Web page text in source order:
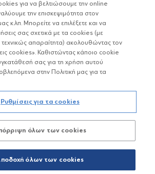
ΑΕΔΑΚ
ESG
και συνεργάτες
ΕΧΟΥΝ ΕΓΓΥΗΜΕΝΗ ΑΠΟΔΟΣΗ ΚΑΙ ΟΙ
ΑΠΟΔΟΣΕΙΣ ΔΕΝ ΔΙΑΣΦΑΛΙΖΟΥΝ ΤΙΣ
ΜΕΛΛΟΝΤΙΚΕΣ
© Eurobank ΑΕΔΑΚ
Προσωπικών Δεδομένων
Όροι χρήσης
Πολιτική cookies
για να βελτιώσουμε την online
την επισκεψιμότητα στον
κ.λπ. Μπορείτε να επιλέξετε και να
σας σχετικά με τα cookies (με
τεχνικώς απαραίτητα) ακολουθώντας τον
cookies». Καθιστώντας κάποιο cookie
σας για τη χρήση αυτού
στην Πολιτική μας για τα
Ρυθμίσεις για τα cookies
όλων των cookies
όλων των cookies